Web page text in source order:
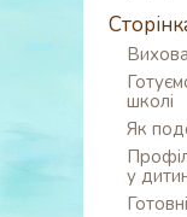
школі
Як
у